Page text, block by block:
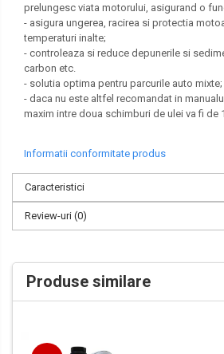
prelungesc viata motorului, asigurand o
- asigura ungerea, racirea si protectia
temperaturi inalte;
- controleaza si reduce depunerile si
carbon etc.
- solutia optima pentru parcurile auto mixte;
- daca nu este altfel recomandat in
maxim intre doua schimburi de ulei va fi de
Informatii conformitate produs
Caracteristici
Review-uri (0)
Produse similare